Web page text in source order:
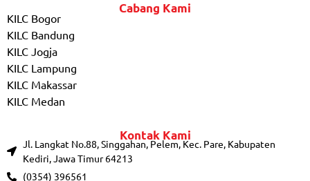
Cabang Kami
KILC Bogor
KILC Bandung
KILC Jogja
KILC Lampung
KILC Makassar
KILC Medan
Kontak Kami
Jl. Langkat No.88, Singgahan, Pelem, Kec. Pare, Kabupaten
Kediri, Jawa Timur 64213
(0354) 396561